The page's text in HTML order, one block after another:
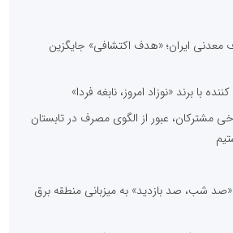
معدنی ایران؛ «هدف اکتشافی» جایگزین
با برند «نوزاد امروز، نابغه فردا»
مشترکان، عبور از الگوی مصرف در تابستان
شب، صد بازدید» به میزبانی منطقه برق